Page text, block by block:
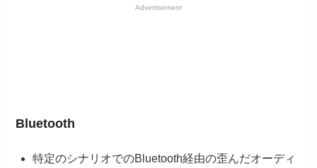
Advertisement
Bluetooth
特定のシナリオでのBluetooth経由の歪んだオーディ